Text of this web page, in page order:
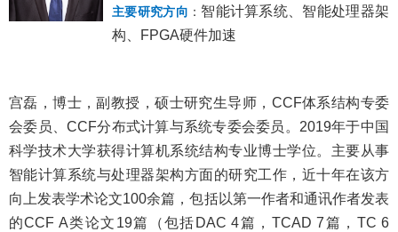
主要研究方向 ： 智能计算系统、智能处理器架
构、FPGA硬件加速
宫磊，博士，副教授，硕士研究生导师，CCF体系结构专委
会委员、CCF分布式计算与系统专委会委员。2019年于中国
科学技术大学获得计算机系统结构专业博士学位。主要从事
智能计算系统与处理器架构方面的研究工作，近十年在该方
向上发表学术论文100余篇，包括以第一作者和通讯作者发表
的CCF A类论文19篇（包括DAC 4篇，TCAD 7篇，TC 6